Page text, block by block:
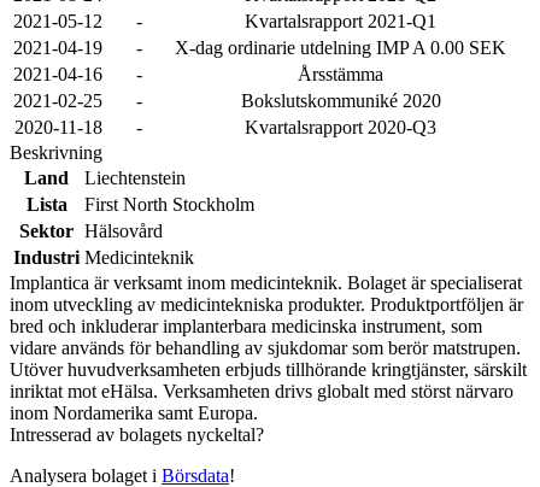
2021-05-12
-
Kvartalsrapport 2021-Q1
2021-04-19
-
X-dag ordinarie utdelning IMP A 0.00 SEK
2021-04-16
-
Årsstämma
2021-02-25
-
Bokslutskommuniké 2020
2020-11-18
-
Kvartalsrapport 2020-Q3
Beskrivning
Land
Liechtenstein
Lista
First North Stockholm
Sektor Hälsovård
Industri Medicinteknik
Implantica är verksamt inom medicinteknik. Bolaget är specialiserat
inom utveckling av medicintekniska produkter. Produktportföljen är
bred och inkluderar implanterbara medicinska instrument, som
vidare används för behandling av sjukdomar som berör matstrupen.
Utöver huvudverksamheten erbjuds tillhörande kringtjänster, särskilt
inriktat mot eHälsa. Verksamheten drivs globalt med störst närvaro
inom Nordamerika samt Europa.
Intresserad av bolagets nyckeltal?
Analysera bolaget i Börsdata!